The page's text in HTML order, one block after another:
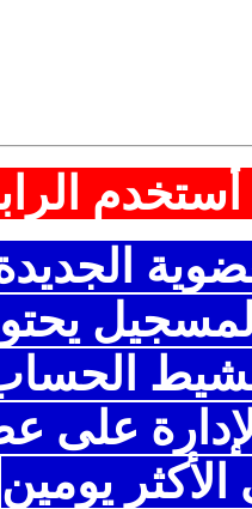
الرابط
الجديدة
يحتوي
ثم
على
يومين